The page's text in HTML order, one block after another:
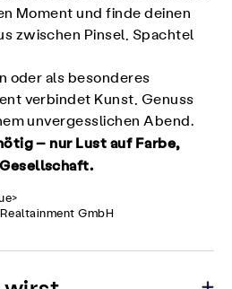
Moment und finde deinen
zwischen Pinsel, Spachtel
oder als besonderes
verbindet Kunst, Genuss
unvergesslichen Abend.
– nur Lust auf Farbe,
GmbH